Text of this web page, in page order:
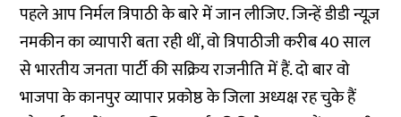
पहले आप निर्मल त्रिपाठी के बारे में जान लीजिए. जिन्हें डीडी न्यूज़
नमकीन का व्यापारी बता रही थीं, वो त्रिपाठीजी करीब 40 साल
से भारतीय जनता पार्टी की सक्रिय राजनीति में हैं. दो बार वो
भाजपा के कानपुर व्यापार प्रकोष्ठ के जिला अध्यक्ष रह चुके हैं